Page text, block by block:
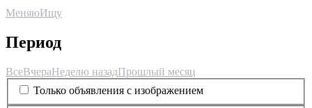
МеняюИщу
Период
ВсеВчераНеделю назадПрошлый месяц
Только объявления с изображением